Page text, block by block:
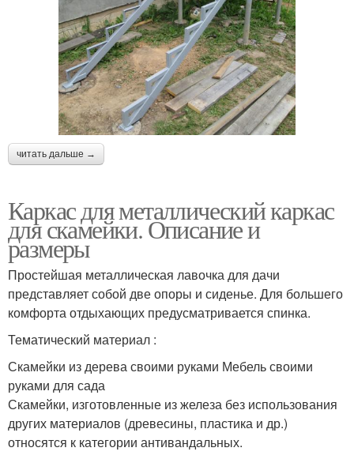
читать дальше →
Каркас для металлический каркас
для скамейки. Описание и
размеры
Простейшая металлическая лавочка для дачи
представляет собой две опоры и сиденье. Для большего
комфорта отдыхающих предусматривается спинка.
Тематический материал :
Скамейки из дерева своими руками Мебель своими
руками для сада
Скамейки, изготовленные из железа без использования
других материалов (древесины, пластика и др.)
относятся к категории антивандальных.